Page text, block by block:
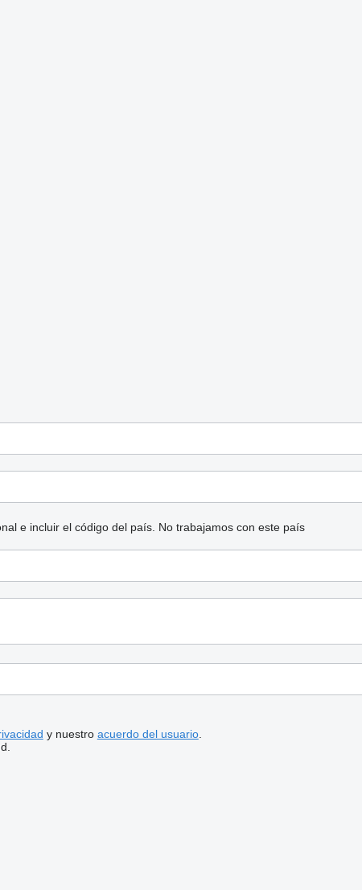
e incluir el código del país. No trabajamos con este país
y nuestro acuerdo del usuario.